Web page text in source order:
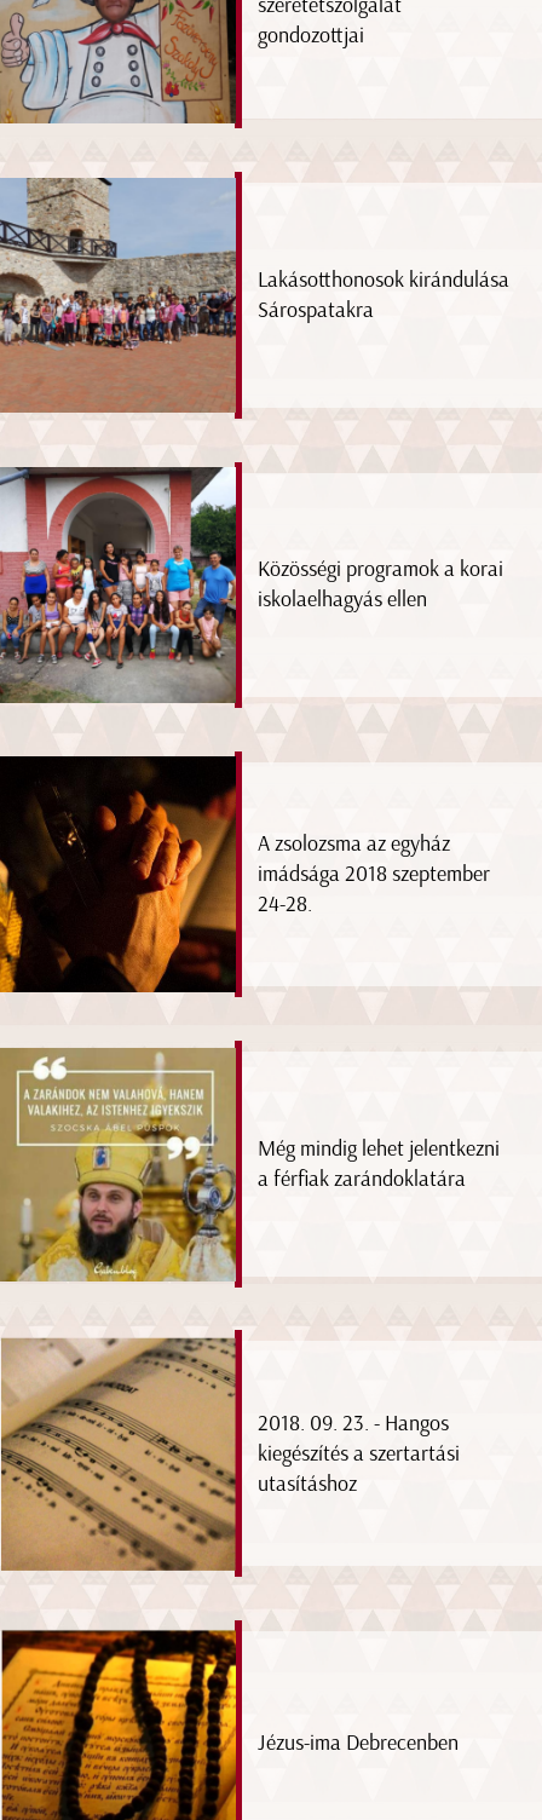
gondozottjai
Lakásotthonosok kirándulása
Sárospatakra
Közösségi programok a korai
iskolaelhagyás ellen
A zsolozsma az egyház
imádsága 2018 szeptember
24-28.
Még mindig lehet jelentkezni
a férfiak zarándoklatára
2018. 09. 23. - Hangos
kiegészítés a szertartási
utasításhoz
Jézus-ima Debrecenben